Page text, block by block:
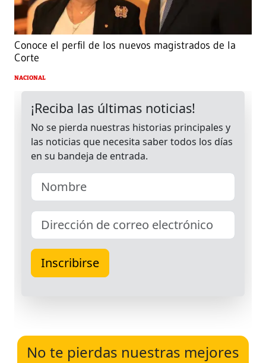
Conoce el perfil de los nuevos magistrados de la
Corte
NACIONAL
No te pierdas nuestras mejores